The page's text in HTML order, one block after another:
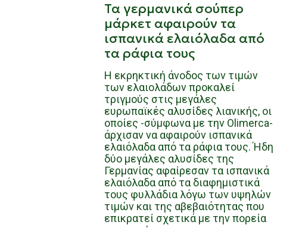
Τα γερμανικά σούπερ
μάρκετ αφαιρούν τα
ισπανικά ελαιόλαδα από
τα ράφια τους
Η εκρηκτική άνοδος των τιμών
των ελαιολάδων προκαλεί
τριγμούς στις μεγάλες
ευρωπαϊκές αλυσίδες λιανικής, οι
οποίες -σύμφωνα με την Olimerca-
άρχισαν να αφαιρούν ισπανικά
ελαιόλαδα από τα ράφια τους. Ήδη
δύο μεγάλες αλυσίδες της
Γερμανίας αφαίρεσαν τα ισπανικά
ελαιόλαδα από τα διαφημιστικά
τους φυλλάδια λόγω των υψηλών
τιμών και της αβεβαιότητας που
επικρατεί σχετικά με την πορεία